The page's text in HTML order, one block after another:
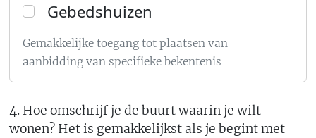
Gebedshuizen
Gemakkelijke toegang tot plaatsen van
aanbidding van specifieke bekentenis
4. Hoe omschrijf je de buurt waarin je wilt
wonen? Het is gemakkelijkst als je begint met